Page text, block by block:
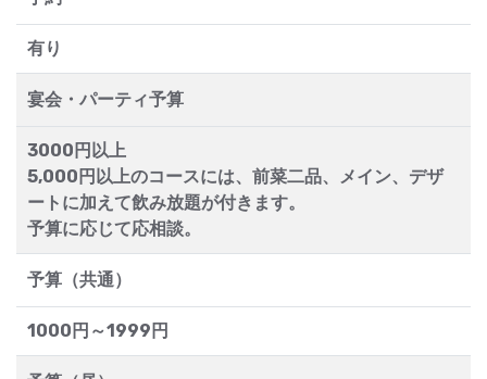
有り
宴会・パーティ予算
3000円以上
5,000円以上のコースには、前菜二品、メイン、デザ
ートに加えて飲み放題が付きます。
予算に応じて応相談。
予算（共通）
1000円～1999円